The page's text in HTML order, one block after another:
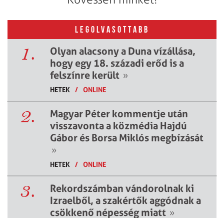
LEGOLVASOTTABB
1.
Olyan alacsony a Duna vízállása,
hogy egy 18. századi erőd is a
felszínre került »
HETEK / ONLINE
2.
Magyar Péter kommentje után
visszavonta a közmédia Hajdú
Gábor és Borsa Miklós megbízását
»
HETEK / ONLINE
3.
Rekordszámban vándorolnak ki
Izraelből, a szakértők aggódnak a
csökkenő népesség miatt »